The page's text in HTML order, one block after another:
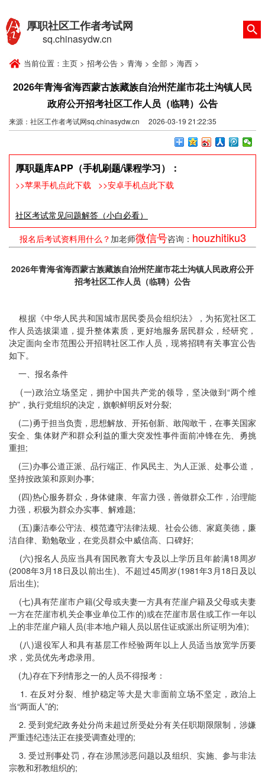
厚职社区工作者考试网
sq.chinasydw.cn
当前位置： 主页 > 招考公告 > 青海 > 全部 > 海西 >
2026年青海省海西蒙古族藏族自治州茫崖市花土沟镇人民
政府公开招考社区工作人员（临聘）公告
来源：社区工作者考试网sq.chinasydw.cn 2026-03-19 21:22:35
厚职题库APP（手机刷题/课程学习）：
>>苹果手机点此下载 >>安卓手机点此下载
社区考试常见问题解答（小白必看）
报名后考试资料用什么？ 加老师微信号咨询： houzhitiku3
2026年青海省海西蒙古族藏族自治州茫崖市花土沟镇人民政府公开
招考社区工作人员（临聘）公告
根据《中华人民共和国城市居民委员会组织法》，为拓宽社区工
作人员选拔渠道，提升整体素质，更好地服务居民群众，经研究，
决定面向全市范围公开招聘社区工作人员，现将招聘有关事宜公告
如下。
一、报名条件
(一)政治立场坚定，拥护中国共产党的领导，坚决做到“两个维
护”，执行党组织的决定，旗帜鲜明反对分裂;
(二)勇于担当负责，思想解放、开拓创新、敢闯敢干，在事关国家
安全、集体财产和群众利益的重大突发性事件面前冲锋在先、勇挑
重担;
(三)办事公道正派、品行端正、作风民主、为人正派、处事公道，
坚持按政策和原则办事;
(四)热心服务群众，身体健康、年富力强，善做群众工作，治理能
力强，积极为群众办实事、解难题;
(五)廉洁奉公守法、模范遵守法律法规、社会公德、家庭美德，廉
洁自律、勤勉敬业，在党员群众中威信高、口碑好;
(六)报名人员应当具有国民教育大专及以上学历且年龄满18周岁
(2008年3月18日及以前出生)、不超过45周岁(1981年3月18日及以
后出生);
(七)具有茫崖市户籍(父母或夫妻一方具有茫崖户籍及父母或夫妻
一方在茫崖市机关企事业单位工作的)或在茫崖市居住或工作一年以
上的非茫崖户籍人员(非本地户籍人员以居住证或派出所证明为准);
(八)退役军人和具有基层工作经验两年以上人员适当放宽学历要
求，党员优先考虑录用。
(九)存在下列情形之一的人员不得报考：
1. 在反对分裂、维护稳定等大是大非面前立场不坚定，政治上
当“两面人”的;
2. 受到党纪政务处分尚未超过所受处分有关任职期限限制，涉嫌
严重违纪违法正在接受调查处理的;
3. 受过刑事处罚，存在涉黑涉恶问题以及组织、实施、参与非法
宗教和邪教组织的;